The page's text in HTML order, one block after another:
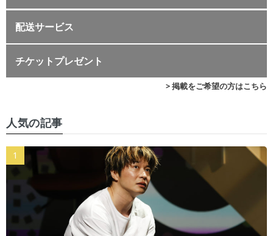
配送サービス
チケットプレゼント
> 掲載をご希望の方はこちら
人気の記事